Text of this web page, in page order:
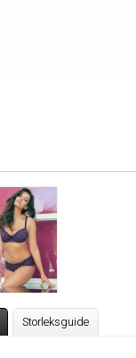
Storleksguide